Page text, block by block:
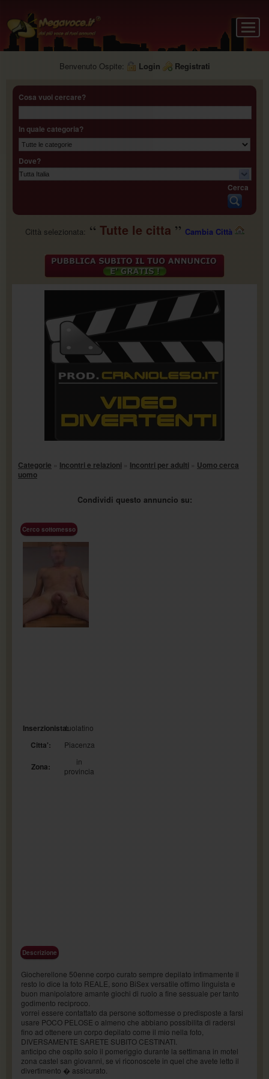
Benvenuto Ospite: Login Registrati
Cosa vuoi cercare?
In quale categoria?
Dove?
Cerca
Città selezionata: Tutte le citta Cambia Città
Categorie»Incontri e relazioni»Incontri per adulti»Uomo cerca
uomo
Condividi questo annuncio su:
Cerco sottomesso
Inserzionista:tuolatino
Citta': Piacenza
Zona:
in
provincia
Descrizione
Giocherellone 50enne corpo curato sempre depilato intimamente il
resto lo dice la foto REALE, sono BiSex versatile ottimo linguista e
buon manipolatore amante giochi di ruolo a fine sessuale per tanto
godimento reciproco.
vorrei essere contattato da persone sottomesse o predisposte a farsi
usare POCO PELOSE o almeno che abbiano possibilita di radersi
fino ad ottenere un corpo depilato come il mio nella foto,
DIVERSAMENTE SARETE SUBITO CESTINATI.
anticipo che ospito solo il pomeriggio durante la settimana in motel
zona castel san giovanni, se vi riconoscete in quel che avete letto il
divertimento � assicurato.